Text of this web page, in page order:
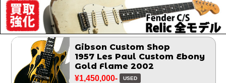
Gibson Custom Shop
1957 Les Paul Custom Ebony
Gold Flame 2002
¥1,450,000- USED